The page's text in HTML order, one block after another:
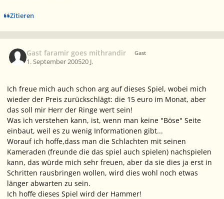
Zitieren
Gast faramir goes mithrandir Gast
1. September 200520 J.
Ich freue mich auch schon arg auf dieses Spiel, wobei mich
wieder der Preis zurückschlägt: die 15 euro im Monat, aber
das soll mir Herr der Ringe wert sein!
Was ich verstehen kann, ist, wenn man keine "Böse" Seite
einbaut, weil es zu wenig Informationen gibt...
Worauf ich hoffe,dass man die Schlachten mit seinen
Kameraden (freunde die das spiel auch spielen) nachspielen
kann, das würde mich sehr freuen, aber da sie dies ja erst in
Schritten rausbringen wollen, wird dies wohl noch etwas
länger abwarten zu sein.
Ich hoffe dieses Spiel wird der Hammer!